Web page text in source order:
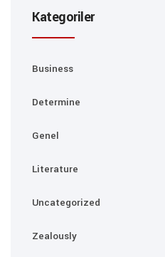
Kategoriler
Business
Determine
Genel
Literature
Uncategorized
Zealously